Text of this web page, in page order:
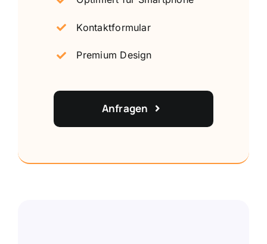
Kontaktformular
Premium Design
Anfragen